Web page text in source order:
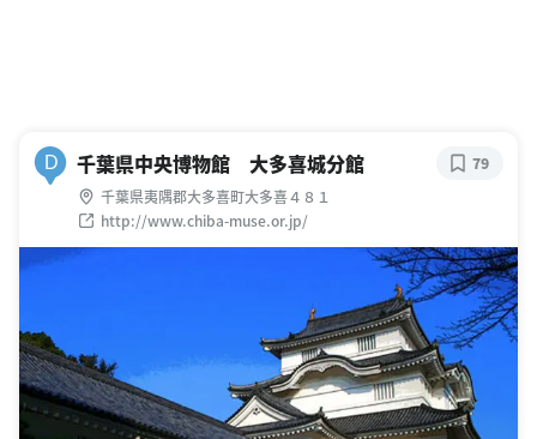
D 千葉県中央博物館 大多喜城分館
千葉県夷隅郡大多喜町大多喜４８１
http://www.chiba-muse.or.jp/
79